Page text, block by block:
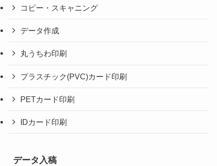
コピー・スキャニング
データ作成
丸うちわ印刷
プラスチック(PVC)カード印刷
PETカード印刷
IDカード印刷
データ入稿